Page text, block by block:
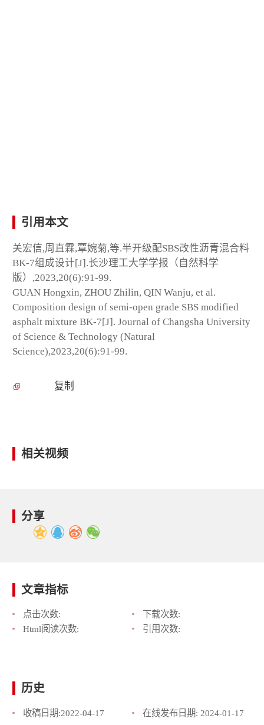
引用本文
关宏信,周直霖,覃婉菊,等.半开级配SBS改性沥青混合料
BK-7组成设计[J].长沙理工大学学报（自然科学
版）,2023,20(6):91-99.
GUAN Hongxin, ZHOU Zhilin, QIN Wanju, et al.
Composition design of semi-open grade SBS modified
asphalt mixture BK-7[J]. Journal of Changsha University
of Science & Technology (Natural
Science),2023,20(6):91-99.
复制
相关视频
分享
文章指标
点击次数:
下载次数:
Html阅读次数:
引用次数:
历史
收稿日期:2022-04-17 在线发布日期: 2024-01-17